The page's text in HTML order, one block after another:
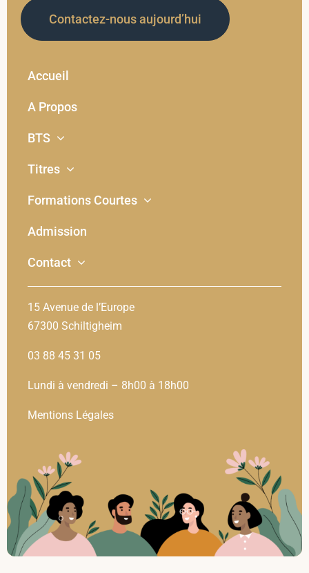
Contactez-nous aujourd’hui
Accueil
A Propos
BTS
Titres
Formations Courtes
Admission
Contact
15 Avenue de l’Europe
67300 Schiltigheim
03 88 45 31 05
Lundi à vendredi – 8h00 à 18h00
Mentions Légales